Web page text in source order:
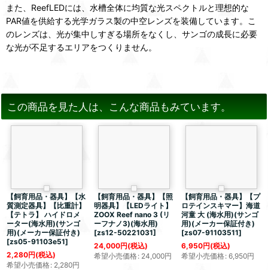
また、ReefLEDには、水槽全体に均質な光スペクトルと理想的な
PAR値を供給する光学ガラス製の中空レンズを装備しています。こ
のレンズは、光が集中しすぎる場所をなくし、サンゴの成長に必要
な光が不足するエリアをつくりません。
この商品を見た人は、こんな商品もみています。
【飼育用品・器具】【水
質測定器具】【比重計】
【テトラ】 ハイドロメ
ーター(海水用)(サンゴ
用)(メーカー保証付き)
[zs05-91103e51]
2,280円(税込)
希望小売価格: 2,280円
【飼育用品・器具】【照
明器具】【LEDライト】
ZOOX Reef nano 3 (リ
ーフナノ3)(海水用)
[zs12-50221031]
24,000円(税込)
希望小売価格: 24,000円
【飼育用品・器具】【プ
ロテインスキマー】海道
河童 大 (海水用)(サンゴ
用)(メーカー保証付き)
[zs07-91103511]
6,950円(税込)
希望小売価格: 6,950円